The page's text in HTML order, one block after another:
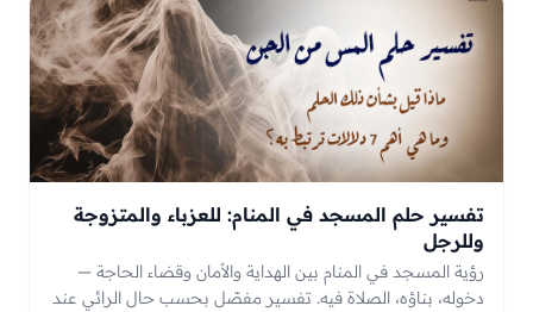
تفسير حلم المسجد في المنام: للعزباء والمتزوجة
وللرجل
رؤية المسجد في المنام بين الهداية والأمان وقضاء الحاجة —
دخوله، بناؤه، الصلاة فيه. تفسير مفصّل بحسب حال الرائي عند